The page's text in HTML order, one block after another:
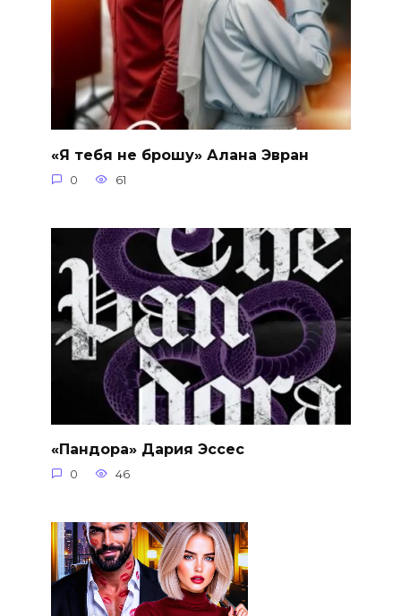
«Я тебя не брошу» Алана Эвран
0 61
«Пандора» Дария Эссес
0 46